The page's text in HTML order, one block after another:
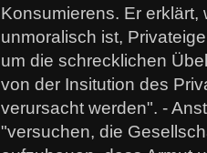
Konsumierens. Er erklärt,
unmoralisch ist,
um die schrecklichen
von der Insitution des
verursacht werden". -
"versuchen, die